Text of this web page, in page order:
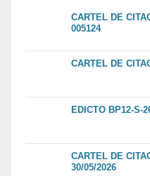
CARTEL DE
005124
CARTEL DE
EDICTO BP12-S-
CARTEL DE
30/05/2026